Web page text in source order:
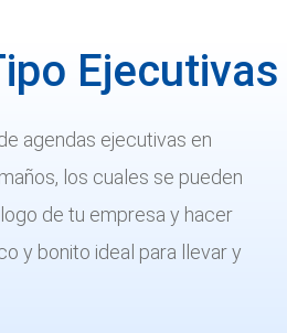
Ejecutivas
agendas ejecutivas en
los cuales se pueden
de tu empresa y hacer
y bonito ideal para llevar y